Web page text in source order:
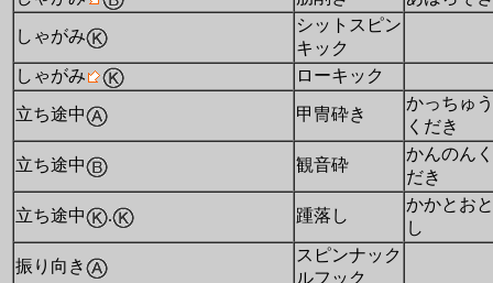
しゃがみ
シットスピン
キック
しゃがみ
ローキック
立ち途中 甲冑砕き
かっちゅう
くだき
立ち途中 観音砕
かんのんく
だき
立ち途中 . 踵落し
かかとおと
し
振り向き
スピンナック
ルフック